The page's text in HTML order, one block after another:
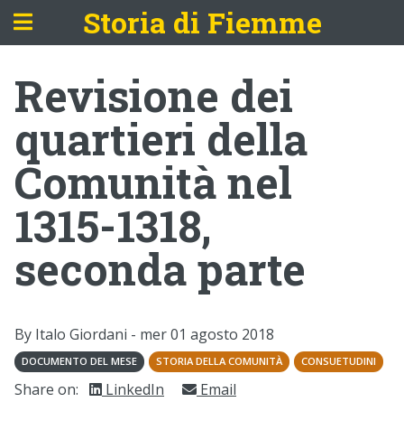
Storia di Fiemme
Revisione dei
quartieri della
Comunità nel
1315-1318,
seconda parte
By Italo Giordani - mer 01 agosto 2018
DOCUMENTO DEL MESE STORIA DELLA COMUNITÀ CONSUETUDINI
Share on: LinkedIn Email